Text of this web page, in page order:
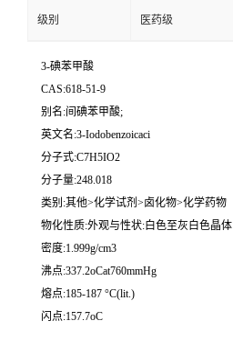
级别 医药级
3-碘苯甲酸
CAS:618-51-9
别名:间碘苯甲酸;
英文名:3-Iodobenzoicaci
分子式:C7H5IO2
分子量:248.018
类别:其他>化学试剂>卤化物>化学药物
物化性质:外观与性状:白色至灰白色晶体
密度:1.999g/cm3
沸点:337.2oCat760mmHg
熔点:185-187 °C(lit.)
闪点:157.7oC